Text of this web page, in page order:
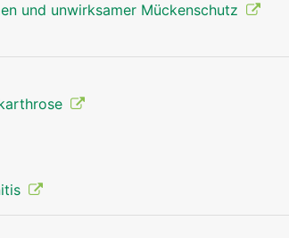
und unwirksamer Mückenschutz